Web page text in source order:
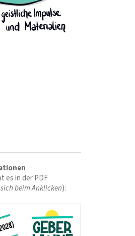
es in der PDF
beim Anklicken):